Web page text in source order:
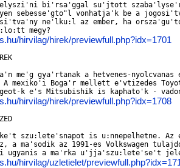
bi'rsa'ggal su'jtott
sebesse'gto"l vonhatja'k be a
ne'lku:l az ember, ha
megy?
hirvilag/hirek/previewfull.php?idx=1701
me'g gya'rtanak a hetvenes-nyolcvanas
mexiko'i Boga'r mellett e'vtizedes
k e's Mitsubishik is kaphato'k -
hirvilag/hirek/previewfull.php?idx=1708
szu:lete'snapot is u:nnepelhetne. Az
a ma'sodik az 1991-es Volkswagen
ugyanis a ma'rka u'jja'szu:lete'se't
hirvilag/uzletielet/